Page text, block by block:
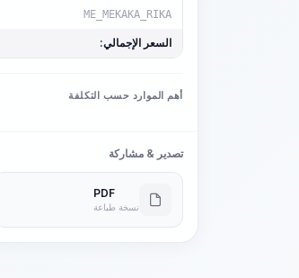
ME_MEKAKA_RIKA
السعر الإجمالي:
أهم الموارد حسب التكلفة
تصدير & مشاركة
PDF
نسخة طباعة